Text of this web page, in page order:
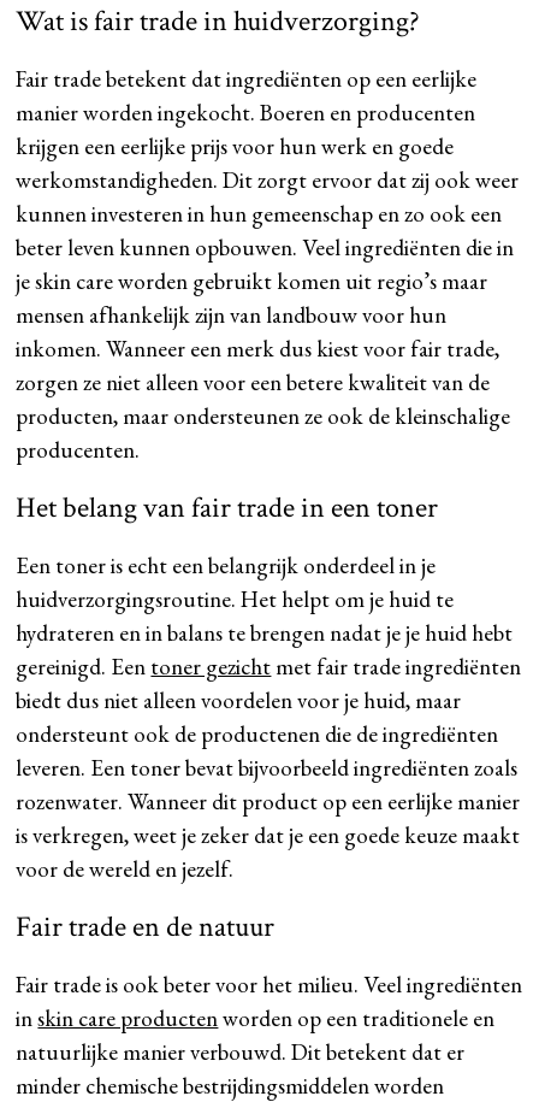
Wat is fair trade in huidverzorging?
Fair trade betekent dat ingrediënten op een eerlijke
manier worden ingekocht. Boeren en producenten
krijgen een eerlijke prijs voor hun werk en goede
werkomstandigheden. Dit zorgt ervoor dat zij ook weer
kunnen investeren in hun gemeenschap en zo ook een
beter leven kunnen opbouwen. Veel ingrediënten die in
je skin care worden gebruikt komen uit regio’s maar
mensen afhankelijk zijn van landbouw voor hun
inkomen. Wanneer een merk dus kiest voor fair trade,
zorgen ze niet alleen voor een betere kwaliteit van de
producten, maar ondersteunen ze ook de kleinschalige
producenten.
Het belang van fair trade in een toner
Een toner is echt een belangrijk onderdeel in je
huidverzorgingsroutine. Het helpt om je huid te
hydrateren en in balans te brengen nadat je je huid hebt
gereinigd. Een toner gezicht met fair trade ingrediënten
biedt dus niet alleen voordelen voor je huid, maar
ondersteunt ook de productenen die de ingrediënten
leveren. Een toner bevat bijvoorbeeld ingrediënten zoals
rozenwater. Wanneer dit product op een eerlijke manier
is verkregen, weet je zeker dat je een goede keuze maakt
voor de wereld en jezelf.
Fair trade en de natuur
Fair trade is ook beter voor het milieu. Veel ingrediënten
inskin care productenworden op een traditionele en
natuurlijke manier verbouwd. Dit betekent dat er
minder chemische bestrijdingsmiddelen worden